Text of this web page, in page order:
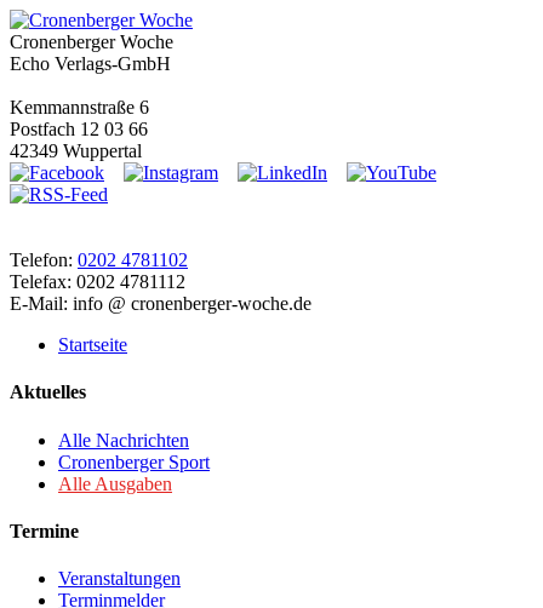
Cronenberger Woche
Echo Verlags-GmbH
Kemmannstraße 6
Postfach 12 03 66
42349 Wuppertal
Telefon: 0202 4781102
Telefax: 0202 4781112
E-Mail: info @ cronenberger-woche.de
Startseite
Aktuelles
Alle Nachrichten
Cronenberger Sport
Alle Ausgaben
Termine
Veranstaltungen
Terminmelder